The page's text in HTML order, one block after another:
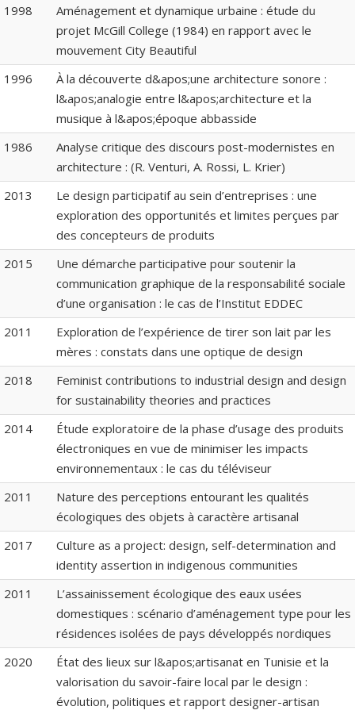
1998
Aménagement et dynamique urbaine : étude du
projet McGill College (1984) en rapport avec le
mouvement City Beautiful
1996
À la découverte d&apos;une architecture sonore :
l&apos;analogie entre l&apos;architecture et la
musique à l&apos;époque abbasside
1986
Analyse critique des discours post-modernistes en
architecture : (R. Venturi, A. Rossi, L. Krier)
2013
Le design participatif au sein d’entreprises : une
exploration des opportunités et limites perçues par
des concepteurs de produits
2015
Une démarche participative pour soutenir la
communication graphique de la responsabilité sociale
d’une organisation : le cas de l’Institut EDDEC
2011
Exploration de l’expérience de tirer son lait par les
mères : constats dans une optique de design
2018
Feminist contributions to industrial design and design
for sustainability theories and practices
2014
Étude exploratoire de la phase d’usage des produits
électroniques en vue de minimiser les impacts
environnementaux : le cas du téléviseur
2011
Nature des perceptions entourant les qualités
écologiques des objets à caractère artisanal
2017
Culture as a project: design, self-determination and
identity assertion in indigenous communities
2011
L’assainissement écologique des eaux usées
domestiques : scénario d’aménagement type pour les
résidences isolées de pays développés nordiques
2020
État des lieux sur l&apos;artisanat en Tunisie et la
valorisation du savoir-faire local par le design :
évolution, politiques et rapport designer-artisan